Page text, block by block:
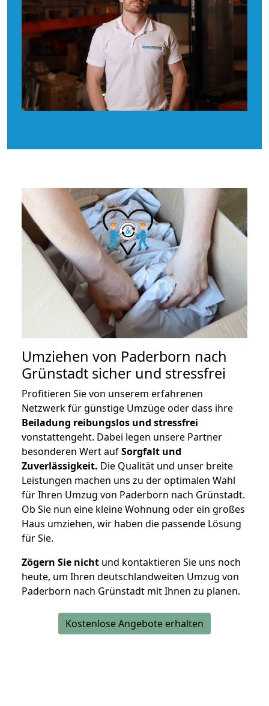
Umziehen von Paderborn nach
Grünstadt sicher und stressfrei
Profitieren Sie von unserem erfahrenen
Netzwerk für günstige Umzüge oder dass ihre
Beiladung reibungslos und stressfrei
vonstattengeht. Dabei legen unsere Partner
besonderen Wert aufSorgfalt und
Zuverlässigkeit. Die Qualität und unser breite
Leistungen machen uns zu der optimalen Wahl
für Ihren Umzug von Paderborn nach Grünstadt.
Ob Sie nun eine kleine Wohnung oder ein großes
Haus umziehen, wir haben die passende Lösung
für Sie.
Zögern Sie nicht und kontaktieren Sie uns noch
heute, um Ihren deutschlandweiten Umzug von
Paderborn nach Grünstadt mit Ihnen zu planen.
Kostenlose Angebote erhalten